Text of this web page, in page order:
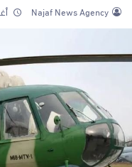
Najaf News Agency